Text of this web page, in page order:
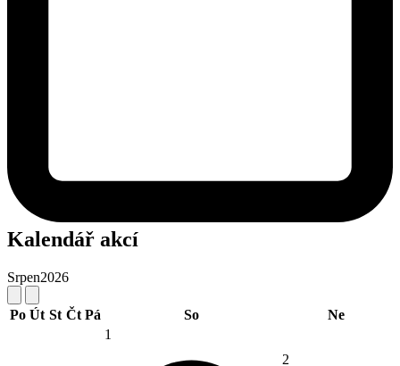
Kalendář akcí
Srpen2026
Po Út St Čt Pá So Ne
1
2